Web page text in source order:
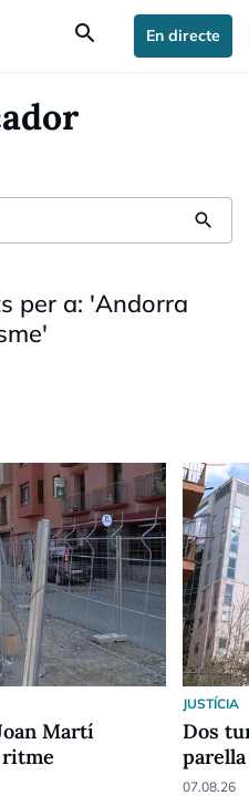
search En directe
search
per a: 'Andorra
'
Martí
ritme
JUSTÍCIA
Dos
parella
07.08.26